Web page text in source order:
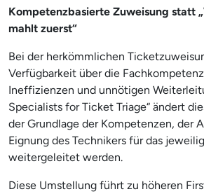
Kompetenzbasierte Zuweisung statt
mahlt zuerst“
Bei der herkömmlichen
Verfügbarkeit über die
Ineffizienzen und unnötigen
Specialists for Ticket Triage“ ändert
der Grundlage der Kompetenzen, der
Eignung des Technikers für das
weitergeleitet werden.
Diese Umstellung führt zu höheren